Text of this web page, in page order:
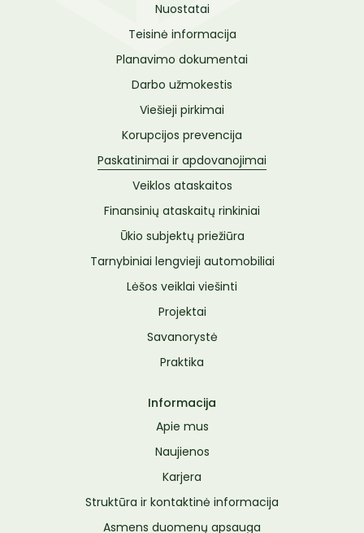
Nuostatai
Teisinė informacija
Planavimo dokumentai
Darbo užmokestis
Viešieji pirkimai
Korupcijos prevencija
Paskatinimai ir apdovanojimai
Veiklos ataskaitos
Finansinių ataskaitų rinkiniai
Ūkio subjektų priežiūra
Tarnybiniai lengvieji automobiliai
Lėšos veiklai viešinti
Projektai
Savanorystė
Praktika
Informacija
Apie mus
Naujienos
Karjera
Struktūra ir kontaktinė informacija
Asmens duomenų apsauga